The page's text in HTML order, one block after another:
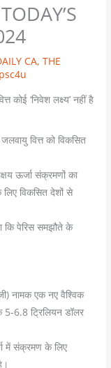
CA,THE
‘निवेश लक्ष्य’ नहीं है
वित्त को विकसित
ऊर्जा संक्रमणों का
विकसित देशों से
कि पेरिस समझौते के
नामक एक नए वैश्विक
5-6.8 ट्रिलियन डॉलर
में संक्रमण के लिए